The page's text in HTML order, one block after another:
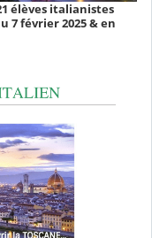
élèves italianistes
7 février 2025 & en